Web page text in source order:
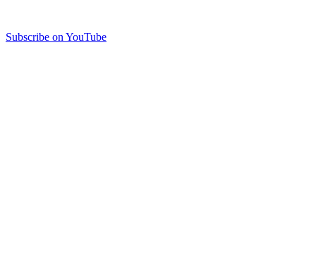
Subscribe on YouTube